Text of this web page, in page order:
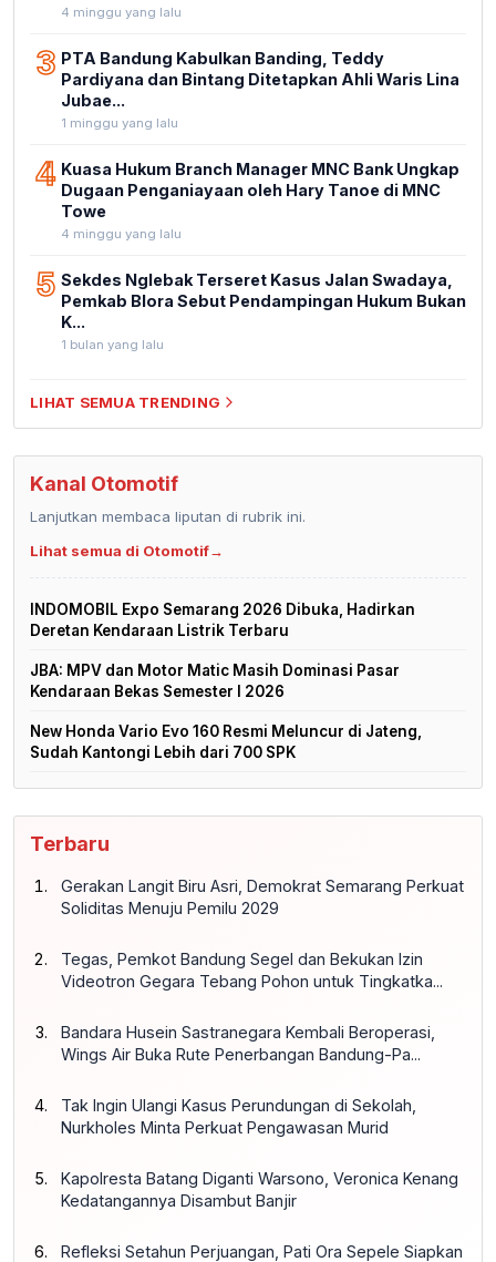
4 minggu yang lalu
3 PTA Bandung Kabulkan Banding, Teddy
Pardiyana dan Bintang Ditetapkan Ahli Waris Lina
Jubae...
1 minggu yang lalu
4 Kuasa Hukum Branch Manager MNC Bank Ungkap
Dugaan Penganiayaan oleh Hary Tanoe di MNC
Towe
4 minggu yang lalu
5 Sekdes Nglebak Terseret Kasus Jalan Swadaya,
Pemkab Blora Sebut Pendampingan Hukum Bukan
K...
1 bulan yang lalu
LIHAT SEMUA TRENDING
Kanal Otomotif
Lanjutkan membaca liputan di rubrik ini.
Lihat semua di Otomotif→
INDOMOBIL Expo Semarang 2026 Dibuka, Hadirkan
Deretan Kendaraan Listrik Terbaru
JBA: MPV dan Motor Matic Masih Dominasi Pasar
Kendaraan Bekas Semester I 2026
New Honda Vario Evo 160 Resmi Meluncur di Jateng,
Sudah Kantongi Lebih dari 700 SPK
Terbaru
Gerakan Langit Biru Asri, Demokrat Semarang Perkuat
Soliditas Menuju Pemilu 2029
Tegas, Pemkot Bandung Segel dan Bekukan Izin
Videotron Gegara Tebang Pohon untuk Tingkatka...
Bandara Husein Sastranegara Kembali Beroperasi,
Wings Air Buka Rute Penerbangan Bandung-Pa...
Tak Ingin Ulangi Kasus Perundungan di Sekolah,
Nurkholes Minta Perkuat Pengawasan Murid
Kapolresta Batang Diganti Warsono, Veronica Kenang
Kedatangannya Disambut Banjir
Refleksi Setahun Perjuangan, Pati Ora Sepele Siapkan